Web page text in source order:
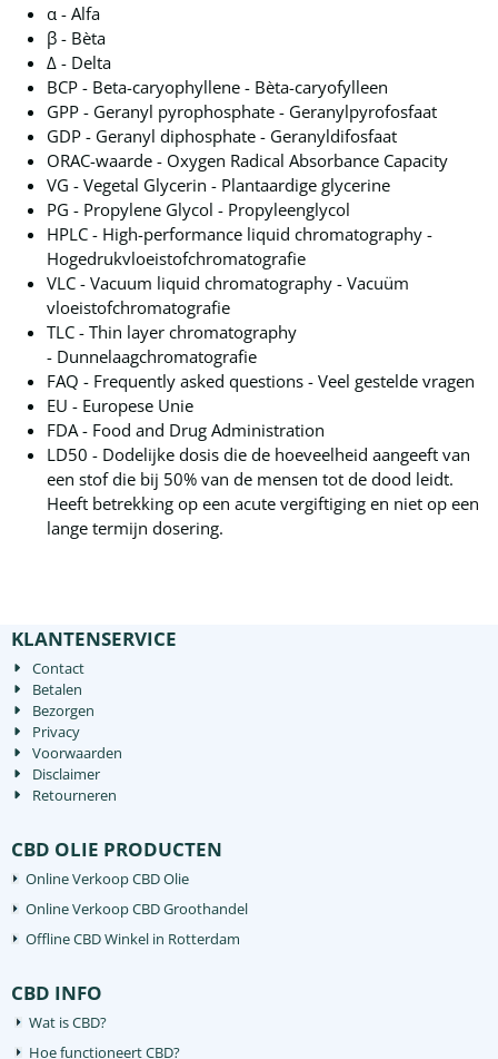
α - Alfa
β - Bèta
Δ - Delta
BCP - Beta-caryophyllene - Bèta-caryofylleen
GPP - Geranyl pyrophosphate - Geranylpyrofosfaat
GDP - Geranyl diphosphate - Geranyldifosfaat
ORAC-waarde - Oxygen Radical Absorbance Capacity
VG - Vegetal Glycerin - Plantaardige glycerine
PG - Propylene Glycol - Propyleenglycol
HPLC - High-performance liquid chromatography -
Hogedrukvloeistofchromatografie
VLC - Vacuum liquid chromatography - Vacuüm
vloeistofchromatografie
TLC - Thin layer chromatography
- Dunnelaagchromatografie
FAQ - Frequently asked questions - Veel gestelde vragen
EU - Europese Unie
FDA - Food and Drug Administration
LD50 - Dodelijke dosis die de hoeveelheid aangeeft van
een stof die bij 50% van de mensen tot de dood leidt.
Heeft betrekking op een acute vergiftiging en niet op een
lange termijn dosering.
KLANTENSERVICE
Contact
Betalen
Bezorgen
Privacy
Voorwaarden
Disclaimer
Retourneren
CBD OLIE PRODUCTEN
Online Verkoop CBD Olie
Online Verkoop CBD Groothandel
Offline CBD Winkel in Rotterdam
CBD INFO
Wat is CBD?
Hoe functioneert CBD?